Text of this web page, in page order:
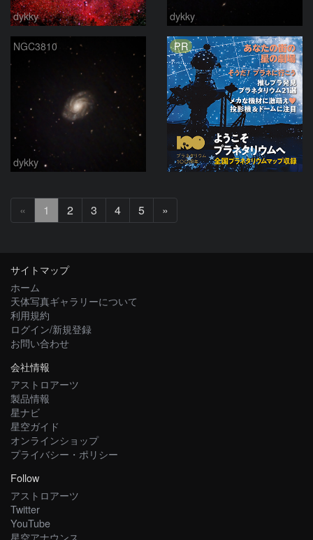
dykky dykky
NGC3810
dykky
PR
« 1 2 3 4 5 »
へ
サイトマップ
ホーム
天体写真ギャラリーについて
利用規約
ログイン/新規登録
お問い合わせ
会社情報
アストロアーツ
製品情報
星ナビ
星空ガイド
オンラインショップ
プライバシー・ポリシー
Follow
アストロアーツ
Twitter
YouTube
星空アナウンス